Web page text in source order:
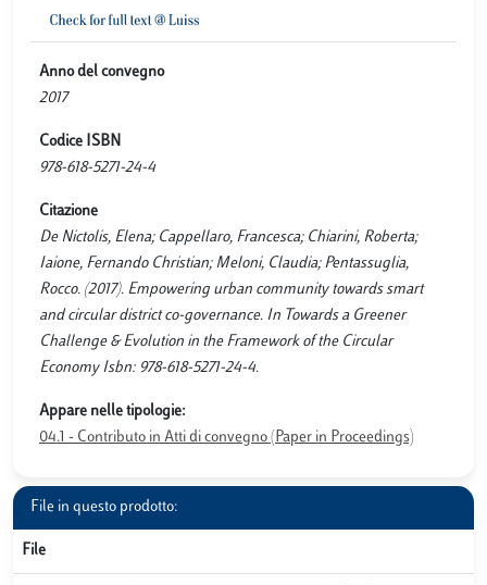
Anno del convegno
2017
Codice ISBN
978-618-5271-24-4
Citazione
De Nictolis, Elena; Cappellaro, Francesca; Chiarini, Roberta;
Iaione, Fernando Christian; Meloni, Claudia; Pentassuglia,
Rocco. (2017). Empowering urban community towards smart
and circular district co-governance. In Towards a Greener
Challenge & Evolution in the Framework of the Circular
Economy Isbn: 978-618-5271-24-4.
Appare nelle tipologie:
04.1 - Contributo in Atti di convegno (Paper in Proceedings)
File in questo prodotto:
File